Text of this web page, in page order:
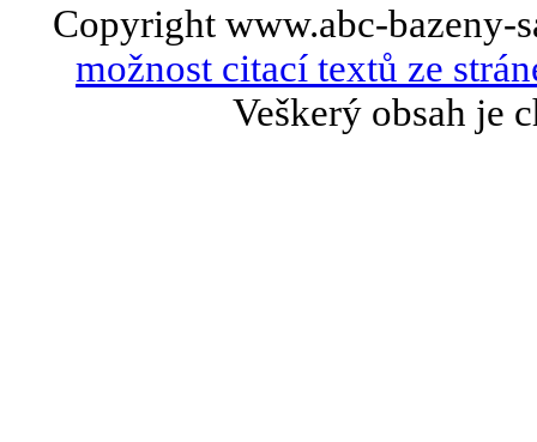
Copyright www.abc-bazeny-
možnost citací textů ze
Veškerý obsah je